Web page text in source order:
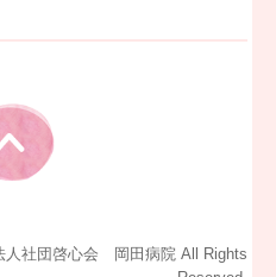
人社団啓心会 岡田病院 All Rights